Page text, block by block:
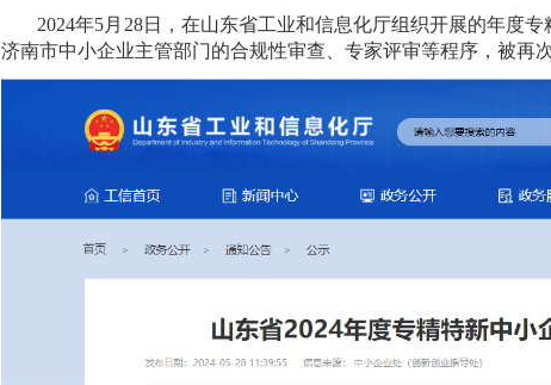
2024年5月28日，在山东省工业和信息化厅组织开展的年度
济南市中小企业主管部门的合规性审查、专家评审等程序，被再